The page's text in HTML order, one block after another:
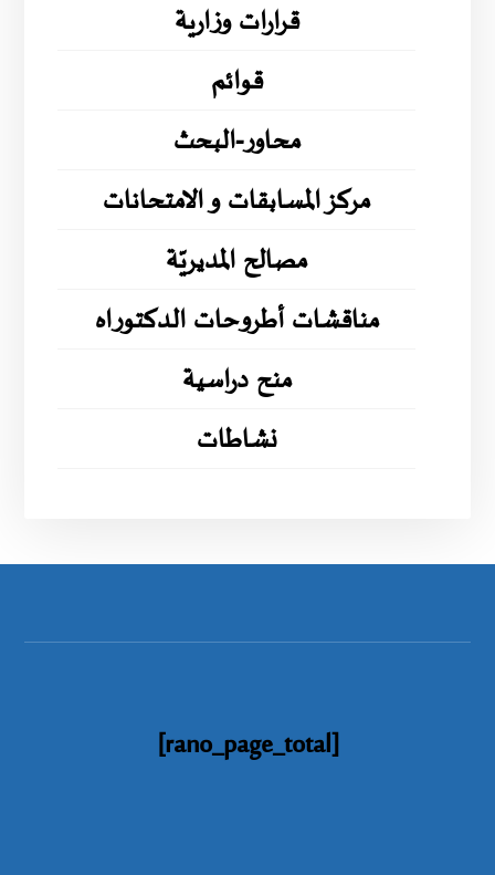
قرارات وزارية
قوائم
محاور-البحث
مركز المسابقات و الامتحانات
مصالح المديريّة
مناقشات أطروحات الدكتوراه
منح دراسية
نشاطات
[rano_page_total]